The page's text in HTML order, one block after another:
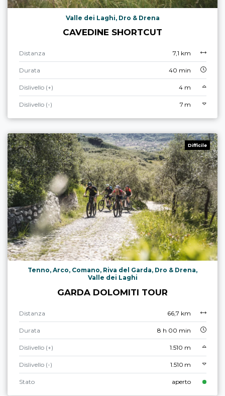
Valle dei Laghi, Dro & Drena
CAVEDINE SHORTCUT
Distanza 7,1 km
Durata 40 min
Dislivello (+) 4 m
Dislivello (-) 7 m
Difficile
Tenno, Arco, Comano, Riva del Garda, Dro & Drena,
Valle dei Laghi
GARDA DOLOMITI TOUR
Distanza 66,7 km
Durata 8 h 00 min
Dislivello (+) 1.510 m
Dislivello (-) 1.510 m
Stato aperto